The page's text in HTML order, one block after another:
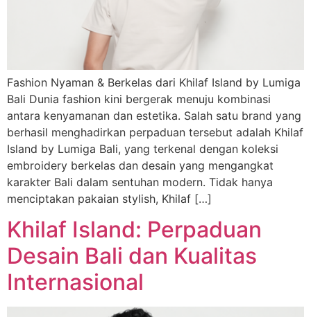
Fashion Nyaman & Berkelas dari Khilaf Island by Lumiga
Bali Dunia fashion kini bergerak menuju kombinasi
antara kenyamanan dan estetika. Salah satu brand yang
berhasil menghadirkan perpaduan tersebut adalah Khilaf
Island by Lumiga Bali, yang terkenal dengan koleksi
embroidery berkelas dan desain yang mengangkat
karakter Bali dalam sentuhan modern. Tidak hanya
menciptakan pakaian stylish, Khilaf […]
Khilaf Island: Perpaduan
Desain Bali dan Kualitas
Internasional